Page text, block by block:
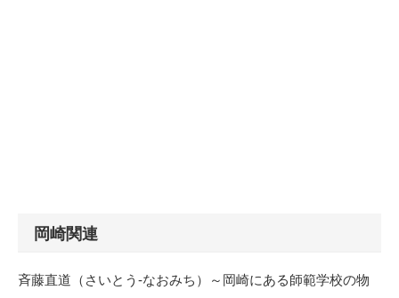
岡崎関連
斉藤直道（さいとう-なおみち）～岡崎にある師範学校の物